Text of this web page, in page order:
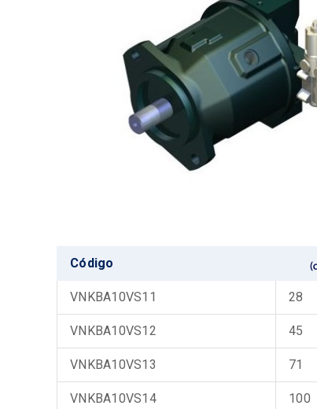
Código
VNKBA10VS11 28
VNKBA10VS12 45
VNKBA10VS13 71
VNKBA10VS14 100